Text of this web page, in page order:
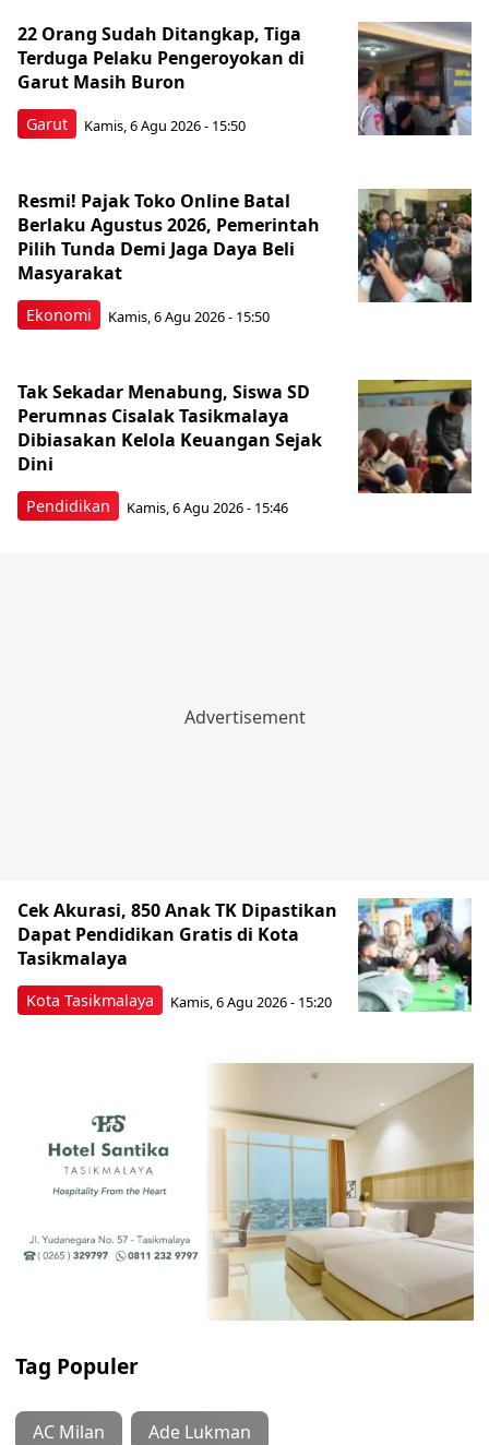
Garut
22 Orang Sudah Ditangkap, Tiga
Terduga Pelaku Pengeroyokan di
Garut Masih Buron
Kamis, 6 Agu 2026 - 15:50
Ekonomi
Resmi! Pajak Toko Online Batal
Berlaku Agustus 2026, Pemerintah
Pilih Tunda Demi Jaga Daya Beli
Masyarakat
Kamis, 6 Agu 2026 - 15:50
Pendidikan
Tak Sekadar Menabung, Siswa SD
Perumnas Cisalak Tasikmalaya
Dibiasakan Kelola Keuangan Sejak
Dini
Kamis, 6 Agu 2026 - 15:46
Kota Tasikmalaya
Cek Akurasi, 850 Anak TK Dipastikan
Dapat Pendidikan Gratis di Kota
Tasikmalaya
Kamis, 6 Agu 2026 - 15:20
Tag Populer
AC Milan Ade Lukman